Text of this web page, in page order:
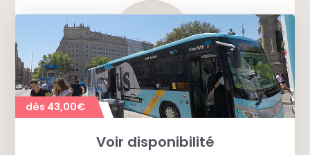
dès 43,00€
Voir disponibilité